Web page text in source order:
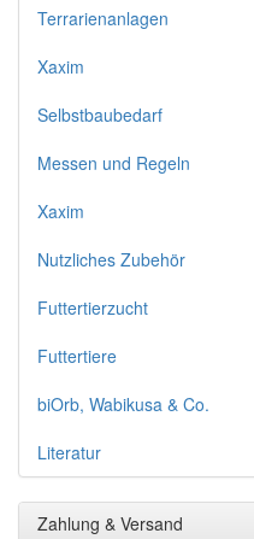
Terrarienanlagen
Xaxim
Selbstbaubedarf
Messen und Regeln
Xaxim
Nutzliches Zubehör
Futtertierzucht
Futtertiere
biOrb, Wabikusa & Co.
Literatur
Zahlung & Versand